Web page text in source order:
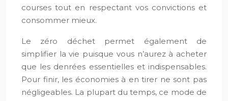
courses tout en respectant vos convictions et
consommer mieux.
Le zéro déchet permet également de
simplifier la vie puisque vous n’aurez à acheter
que les denrées essentielles et indispensables.
Pour finir, les économies à en tirer ne sont pas
négligeables. La plupart du temps, ce mode de